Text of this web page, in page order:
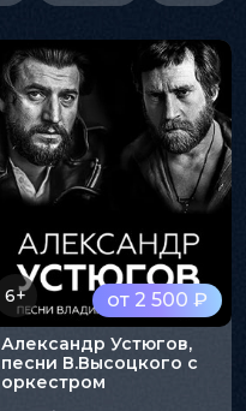
от 2 500 ₽
6+
Александр Устюгов,
песни В.Высоцкого с
оркестром